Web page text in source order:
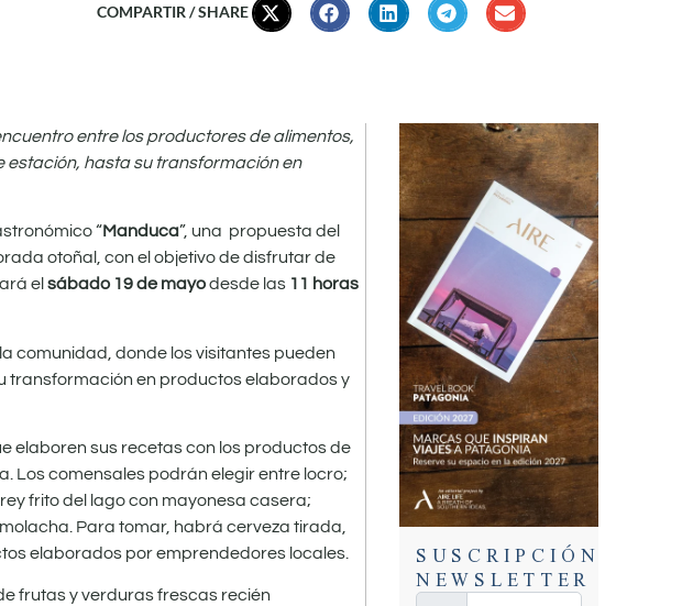
COMPARTIR / SHARE
entre los productores de alimentos,
estación, hasta su transformación en
“Manduca”, una propuesta del
otoñal, con el objetivo de disfrutar de
el sábado 19 de mayodesde las 11 horas
comunidad, donde los visitantes pueden
transformación en productos elaborados y
elaboren sus recetas con los productos de
Los comensales podrán elegir entre locro;
frito del lago con mayonesa casera;
Para tomar, habrá cerveza tirada,
elaborados por emprendedores locales.
frutas y verduras frescas recién
SUSCRIPCIÓN
NEWSLETTER